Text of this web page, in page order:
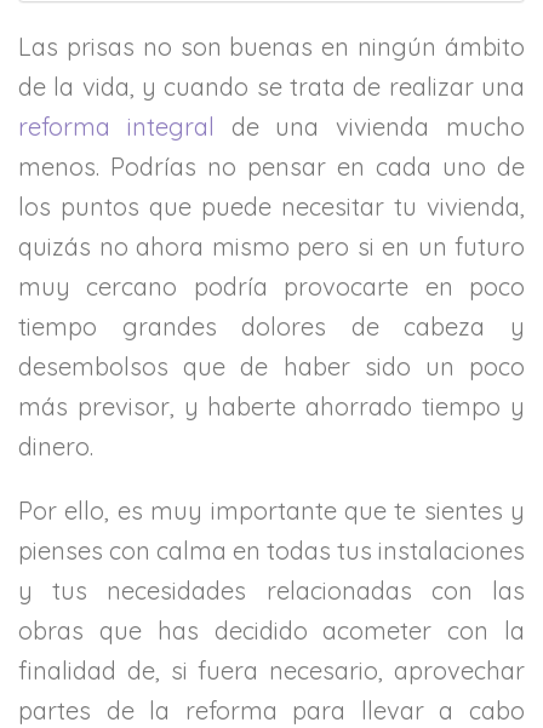
Las prisas no son buenas en ningún ámbito
de la vida, y cuando se trata de realizar una
reforma integral de una vivienda mucho
menos. Podrías no pensar en cada uno de
los puntos que puede necesitar tu vivienda,
quizás no ahora mismo pero si en un futuro
muy cercano podría provocarte en poco
tiempo grandes dolores de cabeza y
desembolsos que de haber sido un poco
más previsor, y haberte ahorrado tiempo y
dinero.
Por ello, es muy importante que te sientes y
pienses con calma en todas tus instalaciones
y tus necesidades relacionadas con las
obras que has decidido acometer con la
finalidad de, si fuera necesario, aprovechar
partes de la reforma para llevar a cabo